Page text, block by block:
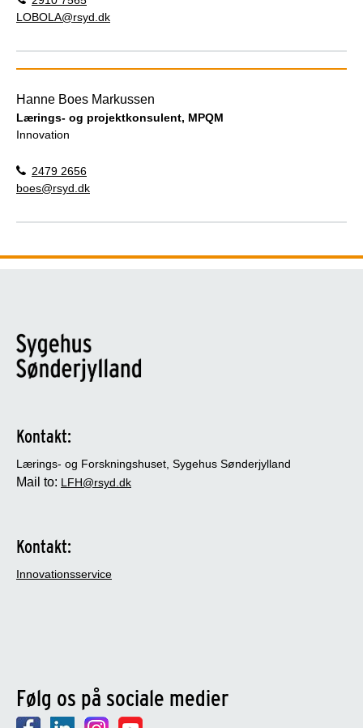
LOBOLA@rsyd.dk
Hanne Boes Markussen
Lærings- og projektkonsulent, MPQM
Innovation
2479 2656
boes@rsyd.dk
Kontakt:
Lærings- og Forskningshuset, Sygehus Sønderjylland
Mail to: LFH@rsyd.dk
Kontakt:
Innovationsservice
Følg os på sociale medier